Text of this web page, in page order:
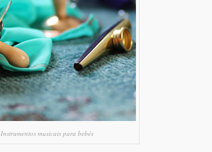
Instrumentos musicais para bebés